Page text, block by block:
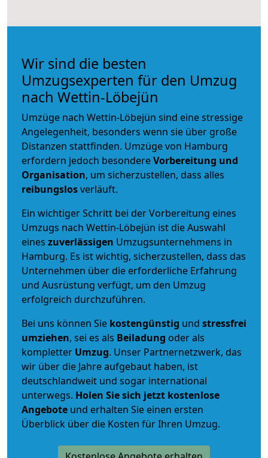
Wir sind die besten
Umzugsexperten für den Umzug
nach Wettin-Löbejün
Umzüge nach Wettin-Löbejün sind eine stressige
Angelegenheit, besonders wenn sie über große
Distanzen stattfinden. Umzüge von Hamburg
erfordern jedoch besondereVorbereitung und
Organisation, um sicherzustellen, dass alles
reibungslosverläuft.
Ein wichtiger Schritt bei der Vorbereitung eines
Umzugs nach Wettin-Löbejün ist die Auswahl
eines zuverlässigen Umzugsunternehmens in
Hamburg. Es ist wichtig, sicherzustellen, dass das
Unternehmen über die erforderliche Erfahrung
und Ausrüstung verfügt, um den Umzug
erfolgreich durchzuführen.
Bei uns können Sie kostengünstig und stressfrei
umziehen, sei es als Beiladung oder als
kompletter Umzug. Unser Partnernetzwerk, das
wir über die Jahre aufgebaut haben, ist
deutschlandweit und sogar international
unterwegs. Holen Sie sich jetzt kostenlose
Angebote und erhalten Sie einen ersten
Überblick über die Kosten für Ihren Umzug.